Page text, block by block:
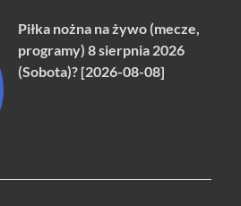
Piłka nożna na żywo (mecze,
programy) 8 sierpnia 2026
(Sobota)? [2026-08-08]